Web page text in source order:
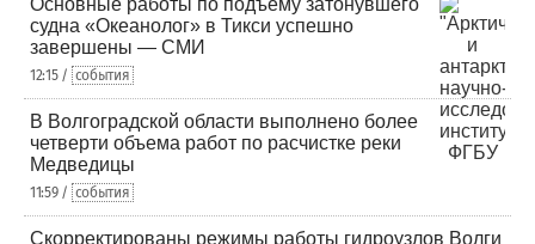
Основные работы по подъему затонувшего
судна «Океанолог» в Тикси успешно
завершены — СМИ
12:15 / события
В Волгоградской области выполнено более
четверти объема работ по расчистке реки
Медведицы
11:59 / события
Скорректированы режимы работы гидроузлов Волги